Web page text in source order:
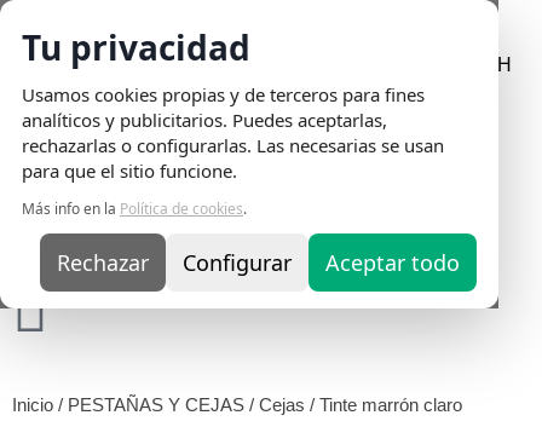
Tu privacidad
Usamos cookies propias y de terceros para fines
analíticos y publicitarios. Puedes aceptarlas,
rechazarlas o configurarlas. Las necesarias se usan
para que el sitio funcione.
Más info en la Política de cookies.
Rechazar Configurar Aceptar todo
Envio Gratisen pedidos superiores a 75€ | Entrega en 24H
Inicio / PESTAÑAS Y CEJAS / Cejas / Tinte marrón claro